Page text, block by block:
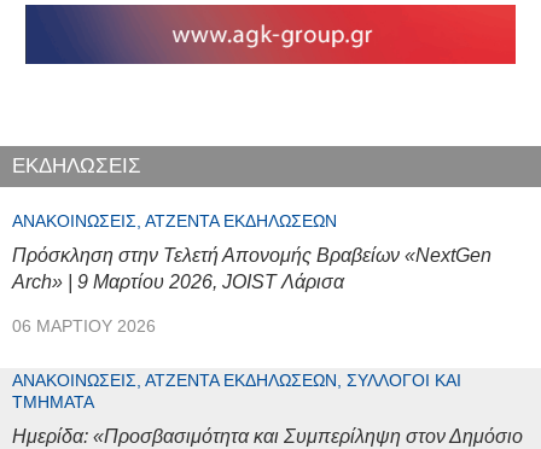
ΕΚΔΗΛΩΣΕΙΣ
ΑΝΑΚΟΙΝΏΣΕΙΣ, ΑΤΖΈΝΤΑ ΕΚΔΗΛΏΣΕΩΝ
Πρόσκληση στην Τελετή Απονομής Βραβείων «NextGen
Arch» | 9 Μαρτίου 2026, JOIST Λάρισα
06 ΜΑΡΤΊΟΥ 2026
ΑΝΑΚΟΙΝΏΣΕΙΣ, ΑΤΖΈΝΤΑ ΕΚΔΗΛΏΣΕΩΝ, ΣΎΛΛΟΓΟΙ ΚΑΙ
ΤΜΉΜΑΤΑ
Ημερίδα: «Προσβασιμότητα και Συμπερίληψη στον Δημόσιο